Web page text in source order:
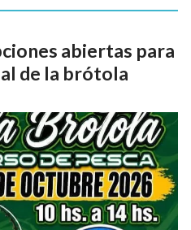
abiertas para
de la brótola